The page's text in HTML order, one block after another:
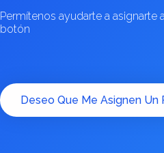
Permítenos ayudarte a asignarte
botón
Deseo Que Me Asignen Un